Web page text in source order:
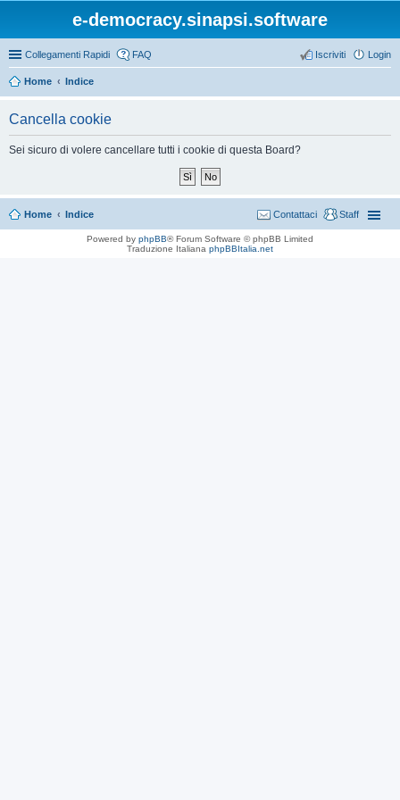
e-democracy.sinapsi.software
Collegamenti Rapidi FAQ Login
Iscriviti
Home Indice
Cancella cookie
Sei sicuro di volere cancellare tutti i cookie di questa Board?
Home Indice Staff
Contattaci
Powered by phpBB® Forum Software © phpBB Limited
Traduzione Italiana phpBBItalia.net